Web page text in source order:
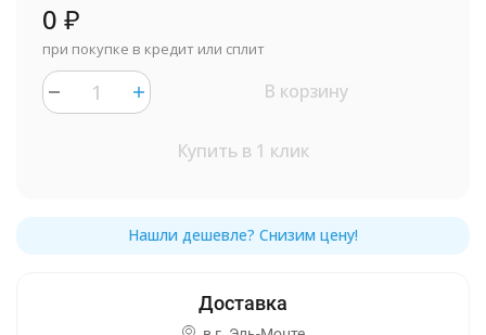
0 ₽
при покупке в кредит или сплит
В корзину
Купить в 1 клик